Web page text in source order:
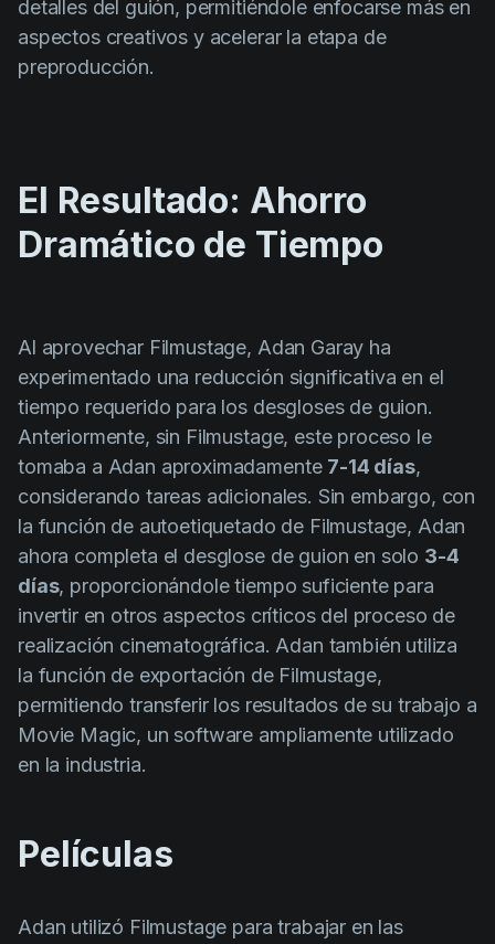
detalles del guión, permitiéndole enfocarse más en
aspectos creativos y acelerar la etapa de
preproducción.
El Resultado: Ahorro
Dramático de Tiempo
Al aprovechar Filmustage, Adan Garay ha
experimentado una reducción significativa en el
tiempo requerido para los desgloses de guion.
Anteriormente, sin Filmustage, este proceso le
tomaba a Adan aproximadamente 7-14 días,
considerando tareas adicionales. Sin embargo, con
la función de autoetiquetado de Filmustage, Adan
ahora completa el desglose de guion en solo 3-4
días, proporcionándole tiempo suficiente para
invertir en otros aspectos críticos del proceso de
realización cinematográfica. Adan también utiliza
la función de exportación de Filmustage,
permitiendo transferir los resultados de su trabajo a
Movie Magic, un software ampliamente utilizado
en la industria.
Películas
Adan utilizó Filmustage para trabajar en las